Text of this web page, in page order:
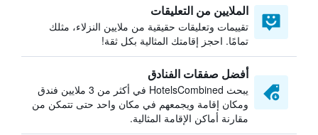
الملايين من التعليقات
تقييمات وتعليقات حقيقية من ملايين النزلاء، مثلك
تمامًا. احجز إقامتك المثالية بكل ثقة!
أفضل صفقات الفنادق
يبحث HotelsCombined في أكثر من 3 ملايين فندق
ومكان إقامة ويجمعهم في مكان واحد حتى تتمكن من
مقارنة أماكن الإقامة المثالية.